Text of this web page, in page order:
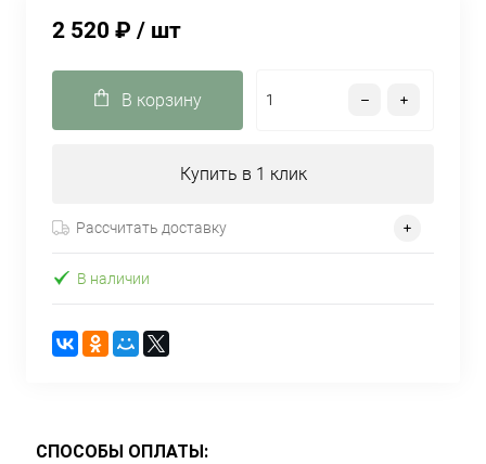
2 520 ₽ / шт
В корзину
Купить в 1 клик
Рассчитать доставку
В наличии
СПОСОБЫ ОПЛАТЫ: